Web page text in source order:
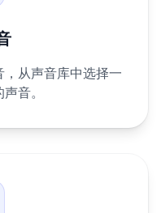
从声音库中选择一
音。